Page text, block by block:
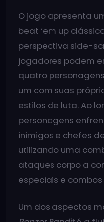
O jogo apresenta
beat ‘em up
perspectiva side-
jogadores podem
quatro
um com suas
estilos de luta. Ao
personagens
inimigos e chefes
utilizando uma
ataques corpo a
especiais e
Um dos aspectos